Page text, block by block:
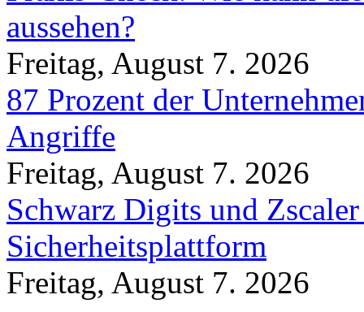
aussehen?
Freitag, August 7. 2026
87 Prozent der
Angriffe
Freitag, August 7. 2026
Schwarz Digits und
Sicherheitsplattform
Freitag, August 7. 2026